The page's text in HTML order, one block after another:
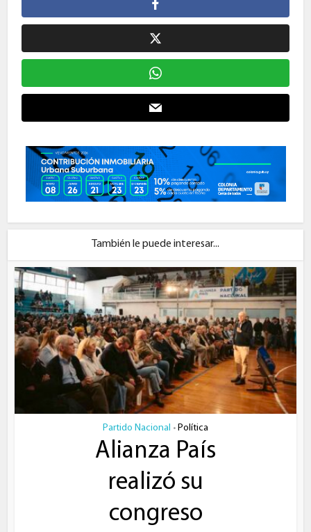
También le puede interesar...
Partido Nacional • Política
Alianza País
realizó su
congreso